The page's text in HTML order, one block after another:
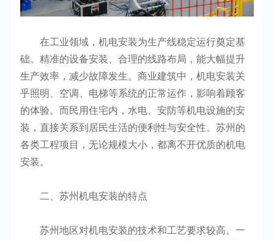
在工业领域，机电安装为生产线稳定运行奠定基
础。精准的设备安装、合理的线路布局，能大幅提升
生产效率，减少故障发生。商业建筑中，机电安装关
乎照明、空调、电梯等系统的正常运作，影响着顾客
的体验。而民用住宅内，水电、安防等机电设施的安
装，直接关系到居民生活的便利性与安全性。苏州的
各类工程项目，无论规模大小，都离不开优质的机电
安装。
二、苏州机电安装的特点
苏州地区对机电安装的技术和工艺要求较高。一